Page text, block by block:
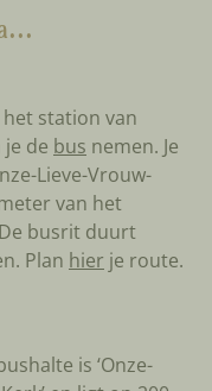
station van
je de bus nemen. Je
Lieve-Vrouw-
van het
busrit duurt
Plan hier je route.
is ‘Onze-